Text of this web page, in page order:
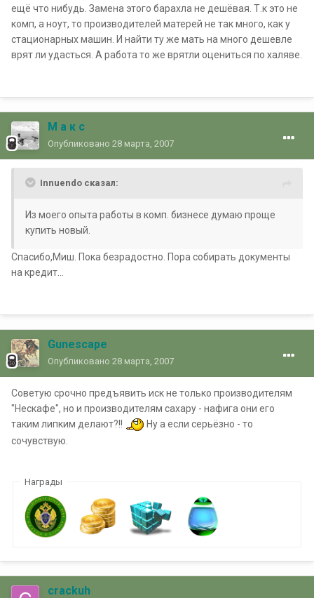
ещё что нибудь. Замена этого барахла не дешёвая. Т.к это не
комп, а ноут, то производителей матерей не так много, как у
стационарных машин. И найти ту же мать на много дешевле
врят ли удасться. А работа то же врятли оцениться по халяве.
М а к с
Опубликовано 28 марта, 2007
Innuendo сказал:
Из моего опыта работы в комп. бизнесе думаю проще
купить новый.
Спасибо,Миш. Пока безрадостно. Пора собирать документы
на кредит...
Gunescape
Опубликовано 28 марта, 2007
Советую срочно предъявить иск не только производителям
"Нескафе", но и производителям сахару - нафига они его
таким липким делают?!!
Ну а если серьёзно - то
сочувствую.
Награды
crackuh